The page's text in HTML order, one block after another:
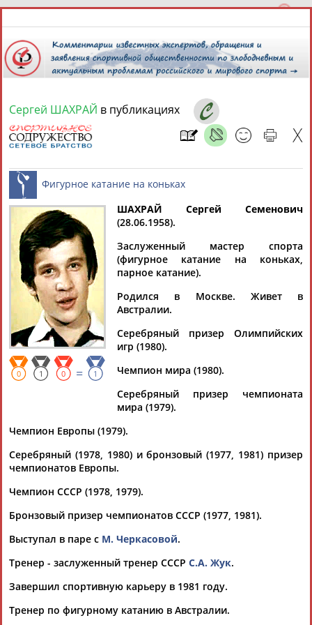
9 августа 2026 года,
СПОРТСМЕНЫ, ТРЕНЕРЫ И СПЕЦИАЛИСТЫ
Найдено: 13181персон Расширенный поиск
Аслаудин
АБАЕВ
Елена
АБАИМОВА
Мария
АБАКУМОВА
Юлия
Дмитрий
Тамилла
АБАСОВА
Рамазан
АБАЧАРАЕВ
Флюра
АББАТЕ-
Татьяна
АББЯСОВА
Акжана
Артур
Сергей ШАХРАЙ в публикациях
Фигурное катание на коньках
0 1 0 = 1
ШАХРАЙ Сергей Семенович
(28.06.1958).
Заслуженный мастер спорта
(фигурное катание на коньках,
парное катание).
Родился в Москве. Живет в
Австралии.
Серебряный призер Олимпийских
игр (1980).
Чемпион мира (1980).
Серебряный призер чемпионата
мира (1979).
Чемпион Европы (1979).
Серебряный (1978, 1980) и бронзовый (1977, 1981) призер
чемпионатов Европы.
Чемпион СССР (1978, 1979).
Бронзовый призер чемпионатов СССР (1977, 1981).
Выступал в паре с М. Черкасовой.
Тренер - заслуженный тренер СССР С.А. Жук.
Завершил спортивную карьеру в 1981 году.
Тренер по фигурному катанию в Австралии.